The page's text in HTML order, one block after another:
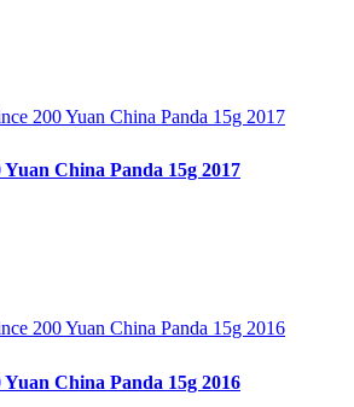
Yuan China Panda 15g 2017
Yuan China Panda 15g 2016